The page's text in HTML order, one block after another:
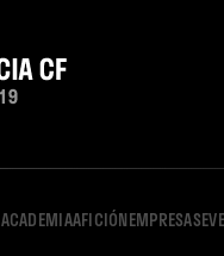
ACADEMIAAFICIÓNEMPRESAS